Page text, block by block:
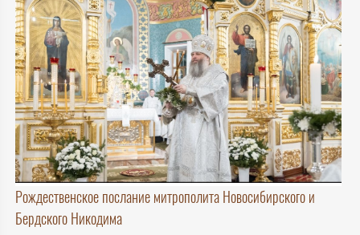
Рождественское послание митрополита Новосибирского и
Бердского Никодима